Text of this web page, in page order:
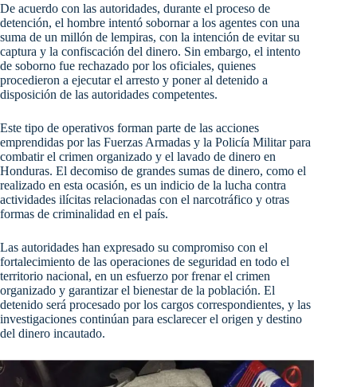
De acuerdo con las autoridades, durante el proceso de
detención, el hombre intentó sobornar a los agentes con una
suma de un millón de lempiras, con la intención de evitar su
captura y la confiscación del dinero. Sin embargo, el intento
de soborno fue rechazado por los oficiales, quienes
procedieron a ejecutar el arresto y poner al detenido a
disposición de las autoridades competentes.
Este tipo de operativos forman parte de las acciones
emprendidas por las Fuerzas Armadas y la Policía Militar para
combatir el crimen organizado y el lavado de dinero en
Honduras. El decomiso de grandes sumas de dinero, como el
realizado en esta ocasión, es un indicio de la lucha contra
actividades ilícitas relacionadas con el narcotráfico y otras
formas de criminalidad en el país.
Las autoridades han expresado su compromiso con el
fortalecimiento de las operaciones de seguridad en todo el
territorio nacional, en un esfuerzo por frenar el crimen
organizado y garantizar el bienestar de la población. El
detenido será procesado por los cargos correspondientes, y las
investigaciones continúan para esclarecer el origen y destino
del dinero incautado.